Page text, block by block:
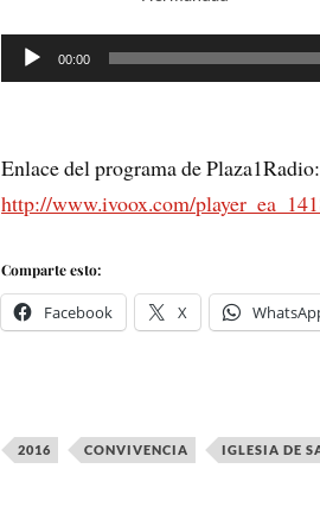
00:00
Enlace del programa de Plaza1Radio:
http://www.ivoox.com/
Comparte esto:
Facebook X
2016 CONVIVENCIA IGLESIA DE